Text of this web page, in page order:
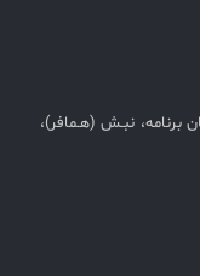
برنامه، نبـش (هـمافر)،